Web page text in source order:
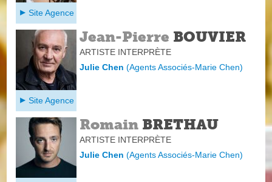
Site Agence
Jean-Pierre BOUVIER
ARTISTE INTERPRÈTE
Julie Chen(Agents Associés-Marie Chen)
Site Agence
Romain BRETHAU
ARTISTE INTERPRÈTE
Julie Chen(Agents Associés-Marie Chen)